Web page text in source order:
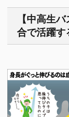
【中高生
合で活躍す